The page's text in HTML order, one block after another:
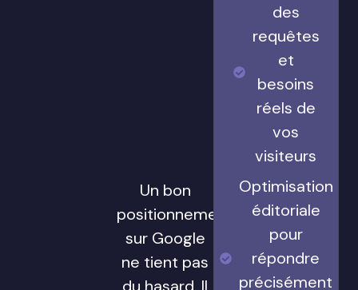
Un bon
positionnement
sur Google
ne tient pas
des
requêtes
et
besoins
réels de
vos
visiteurs
Optimisation
éditoriale
pour
répondre
précisément